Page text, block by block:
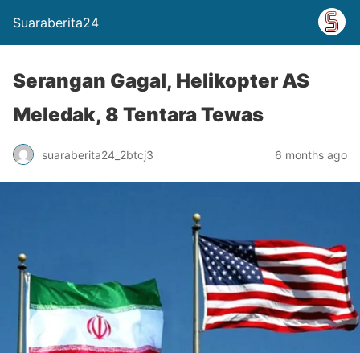
Suaraberita24
Serangan Gagal, Helikopter AS
Meledak, 8 Tentara Tewas
suaraberita24_2btcj3 6 months ago